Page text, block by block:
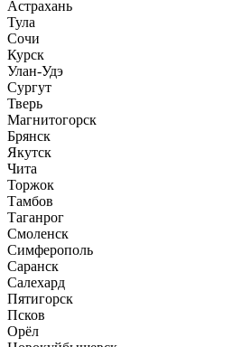
Астрахань
Тула
Сочи
Курск
Улан-Удэ
Сургут
Тверь
Магнитогорск
Брянск
Якутск
Чита
Торжок
Тамбов
Таганрог
Смоленск
Симферополь
Саранск
Салехард
Пятигорск
Псков
Орёл